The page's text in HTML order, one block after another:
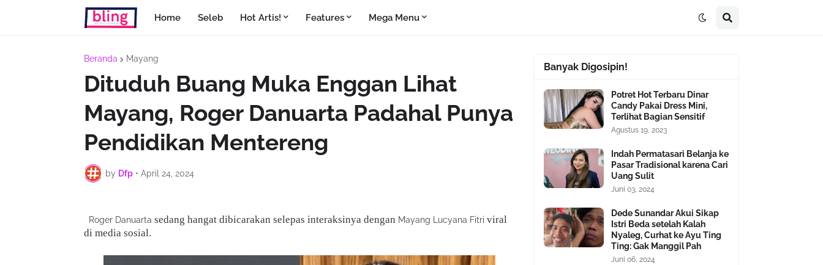
Home Seleb Hot Artis! Features Mega Menu
Beranda Mayang
Dituduh Buang Muka Enggan Lihat
Mayang, Roger Danuarta Padahal Punya
Pendidikan Mentereng
by Dfp • April 24, 2024
Roger Danuarta sedang hangat dibicarakan selepas interaksinya dengan Mayang Lucyana Fitri viral
di media sosial.
Banyak Digosipin!
Potret Hot Terbaru Dinar
Candy Pakai Dress Mini,
Terlihat Bagian Sensitif
Agustus 19, 2023
Indah Permatasari Belanja ke
Pasar Tradisional karena Cari
Uang Sulit
Juni 03, 2024
Dede Sunandar Akui Sikap
Istri Beda setelah Kalah
Nyaleg, Curhat ke Ayu Ting
Ting: Gak Manggil Pah
Juni 06, 2024